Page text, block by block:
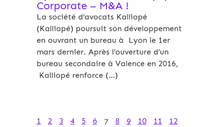
Corporate – M&A !
La société d’avocats Kalliopé
(Kalliopé) poursuit son développement
en ouvrant un bureau à Lyon le 1er
mars dernier. Après l’ouverture d’un
bureau secondaire à Valence en 2016,
Kalliopé renforce (…)
1 2 3 4 5 6 7 8 9 10 11
12